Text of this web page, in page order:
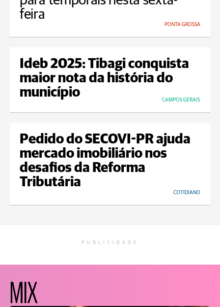
feira
PONTA GROSSA
Ideb 2025: Tibagi conquista
maior nota da história do
município
CAMPOS GERAIS
Pedido do SECOVI-PR ajuda
mercado imobiliário nos
desafios da Reforma
Tributária
COTIDIANO
PUBLICIDADE
MIX